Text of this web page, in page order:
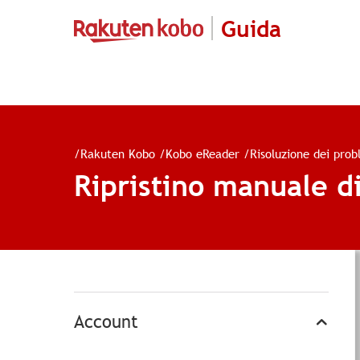
Guida
/Rakuten Kobo /Kobo eReader /Risoluzione dei
Ripristino manuale
Account